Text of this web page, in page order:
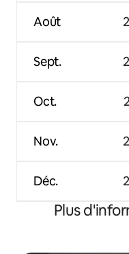
Août
Sept.
Oct.
Nov.
Déc.
Plus